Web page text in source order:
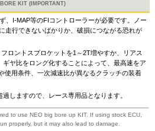
KIT (IMPORTANT)
、I-MAP等のFIコントローラーが必要です。ノー
走行できないばかりか、破損につながる恐れが
ロントスプロケットを1～2T増やすか、リアス
ヤ比をロング化することによって、最高速をア
使用条件、一次減速比が異なるクラッチの装着
しますので、レース専用品となります。
to use NEO big bore up KIT. If using stock ECU,
properly, but it may also lead to damage.